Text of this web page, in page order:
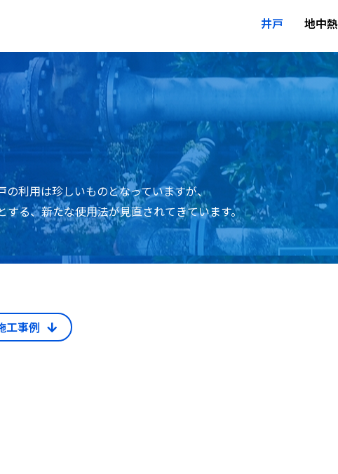
井戸 地中熱
利用は珍しいものとなっていますが、
る、新たな使用法が見直されてきています。
工事例